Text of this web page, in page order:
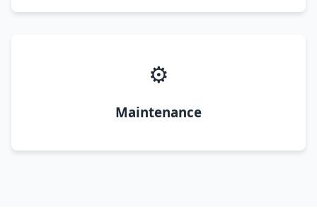
⚙️
Maintenance